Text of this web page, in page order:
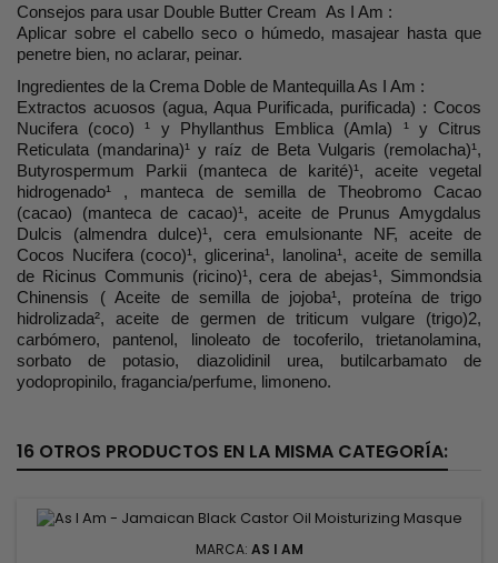
Consejos para usar Double Butter Cream As I Am :
Aplicar sobre el cabello seco o húmedo, masajear hasta que
penetre bien, no aclarar, peinar.
Ingredientes de la Crema Doble de Mantequilla As I Am :
Extractos acuosos (agua, Aqua Purificada, purificada) : Cocos
Nucifera (coco) ¹ y Phyllanthus Emblica (Amla) ¹ y Citrus
Reticulata (mandarina)¹ y raíz de Beta Vulgaris (remolacha)¹,
Butyrospermum Parkii (manteca de karité)¹, aceite vegetal
hidrogenado¹ , manteca de semilla de Theobromo Cacao
(cacao) (manteca de cacao)¹, aceite de Prunus Amygdalus
Dulcis (almendra dulce)¹, cera emulsionante NF, aceite de
Cocos Nucifera (coco)¹, glicerina¹, lanolina¹, aceite de semilla
de Ricinus Communis (ricino)¹, cera de abejas¹, Simmondsia
Chinensis ( Aceite de semilla de jojoba¹, proteína de trigo
hidrolizada², aceite de germen de triticum vulgare (trigo)2,
carbómero, pantenol, linoleato de tocoferilo, trietanolamina,
sorbato de potasio, diazolidinil urea, butilcarbamato de
yodopropinilo, fragancia/perfume, limoneno.
16 OTROS PRODUCTOS EN LA MISMA CATEGORÍA:
MARCA: AS I AM